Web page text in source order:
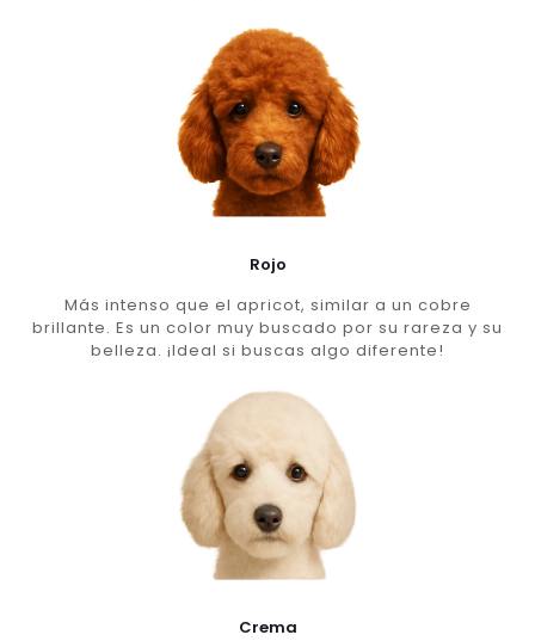
Rojo
Más intenso que el apricot, similar a un cobre
brillante. Es un color muy buscado por su rareza y su
belleza. ¡Ideal si buscas algo diferente!
Crema